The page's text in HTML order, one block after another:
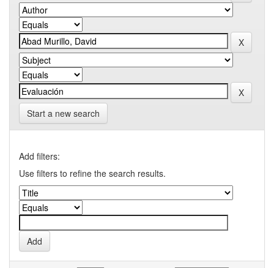
Start a new search
Add filters:
Use filters to refine the search results.